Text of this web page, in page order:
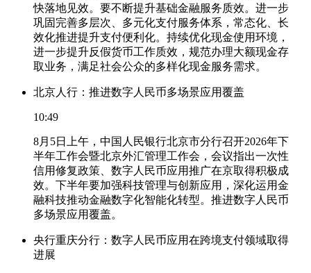
快落地见效。要不断提升基础金融服务质效。进一步
巩固完善多层次、多元化支付服务体系，常态化、长
效化推进提升支付便利化。持续优化现金使用环境，
进一步提升反假货币工作质效，规范办理大额现金存
取业务，满足社会公众的多样化现金服务需求。
北京人行：推进数字人民币多场景应用覆盖
10:49
8月5日上午，中国人民银行北京市分行召开2026年下
半年工作会暨北京外汇管理工作会，会议指出一次性
信用修复政策、数字人民币应用推广在京取得积极成
效。下半年要加强科技管理与创新应用，深化运用金
融科技推动金融数字化智能化转型。推进数字人民币
多场景应用覆盖。
央行重庆分行：数字人民币应用在跨境支付领域取得
进展